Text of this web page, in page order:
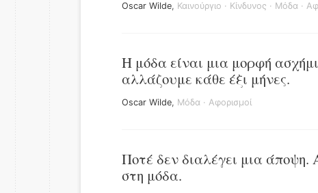
Oscar Wilde, Καινούργιο · Κίνδυνος · Μόδα ·
Η μόδα είναι μια μορφή
αλλάζουμε κάθε έξι μήνες.
Oscar Wilde, Μόδα · Αφορισμοί
Ποτέ δεν διαλέγει μια άποψη.
στη μόδα.